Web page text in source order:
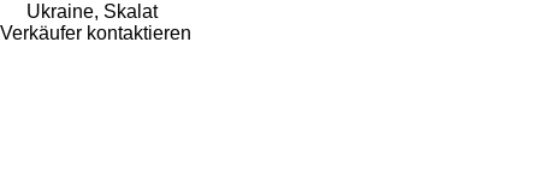
Ukraine, Skalat
Verkäufer kontaktieren